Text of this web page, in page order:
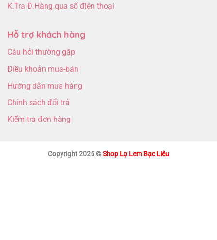
K.Tra Đ.Hàng qua số điện thoại
Hỗ trợ khách hàng
Câu hỏi thường gặp
Điều khoản mua-bán
Hướng dẫn mua hàng
Chính sách đổi trả
Kiểm tra đơn hàng
Copyright 2025 ©Shop Lọ Lem Bạc Liêu